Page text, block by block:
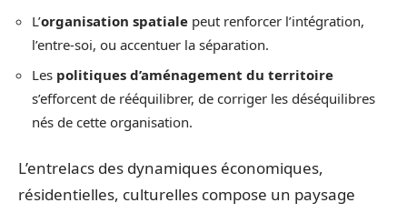
L’organisation spatiale peut renforcer l’intégration,
l’entre-soi, ou accentuer la séparation.
Les politiques d’aménagement du territoire
s’efforcent de rééquilibrer, de corriger les déséquilibres
nés de cette organisation.
L’entrelacs des dynamiques économiques,
résidentielles, culturelles compose un paysage